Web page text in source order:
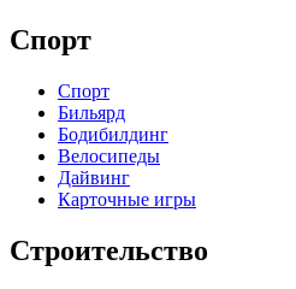
Спорт
Спорт
Бильярд
Бодибилдинг
Велосипеды
Дайвинг
Карточные игры
Строительство